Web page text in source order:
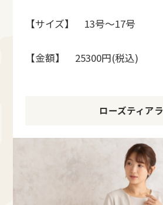
【サイズ】 13号～17号
【金額】 25300円(税込)
ローズティアラ